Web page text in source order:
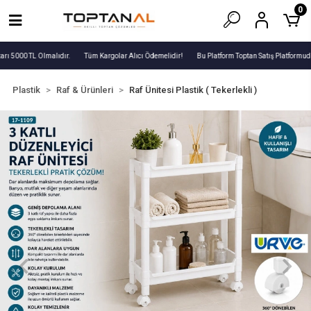
5000 TL Olmalıdır. Tüm Kargolar Alıcı Ödemelidir! Bu Platform Toptan Satış
0
Plastik Raf & Ürünleri Raf Ünitesi Plastik ( Tekerlekli )